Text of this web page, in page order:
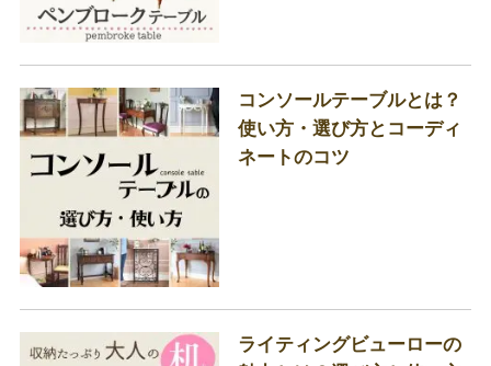
コンソールテーブルとは？
使い方・選び方とコーディ
ネートのコツ
ライティングビューローの